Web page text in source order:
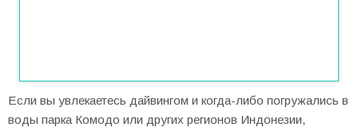
Если вы увлекаетесь дайвингом и когда-либо погружались в
воды парка Комодо или других регионов Индонезии,